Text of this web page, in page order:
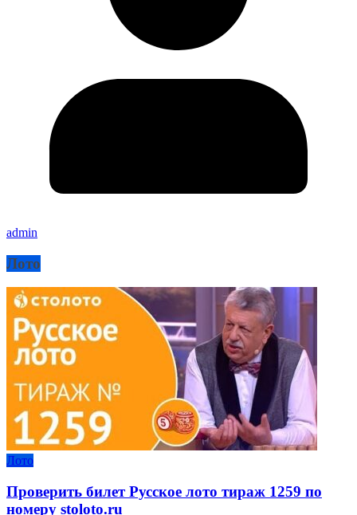
admin
Лото
Лото
Проверить билет Русское лото тираж 1259 по
номеру stoloto.ru